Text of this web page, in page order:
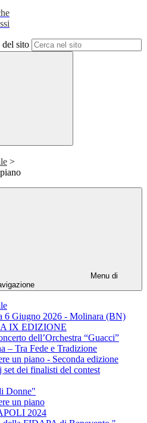
del sito
>
Menu di
6 Giugno 2026 - Molinara (BN)
IX EDIZIONE
dell’Orchestra “Guacci”
– Tra Fede e Tradizione
un piano - Seconda edizione
dei finalisti del contest
Donne"
un piano
2024